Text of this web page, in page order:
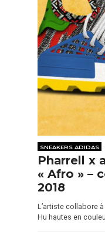
SNEAKERS ADIDAS
Pharrell x
« Afro » –
2018
L’artiste collabore
Hu hautes en